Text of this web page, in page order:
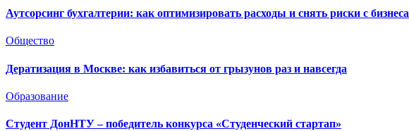
Аутсорсинг бухгалтерии: как оптимизировать расходы и снять риски с бизнеса
Общество
Дератизация в Москве: как избавиться от грызунов раз и навсегда
Образование
Студент ДонНТУ – победитель конкурса «Студенческий стартап»